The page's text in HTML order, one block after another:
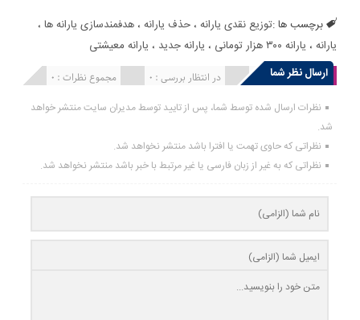
برچسب ها :توزیع نقدی یارانه ،حذف یارانه ،هدفمندسازی یارانه ​‌ها ،
یارانه ، یارانه ۳۰۰ هزار تومانی ، یارانه جدید ، یارانه معیشتی
ارسال نظر شما
مجموع نظرات : 0 در انتظار بررسی : 0 انتشار یافته : 0
نظرات ارسال شده توسط شما، پس از تایید توسط مدیران سایت منتشر خواهد
شد.
نظراتی که حاوی تهمت یا افترا باشد منتشر نخواهد شد.
نظراتی که به غیر از زبان فارسی یا غیر مرتبط با خبر باشد منتشر نخواهد شد.